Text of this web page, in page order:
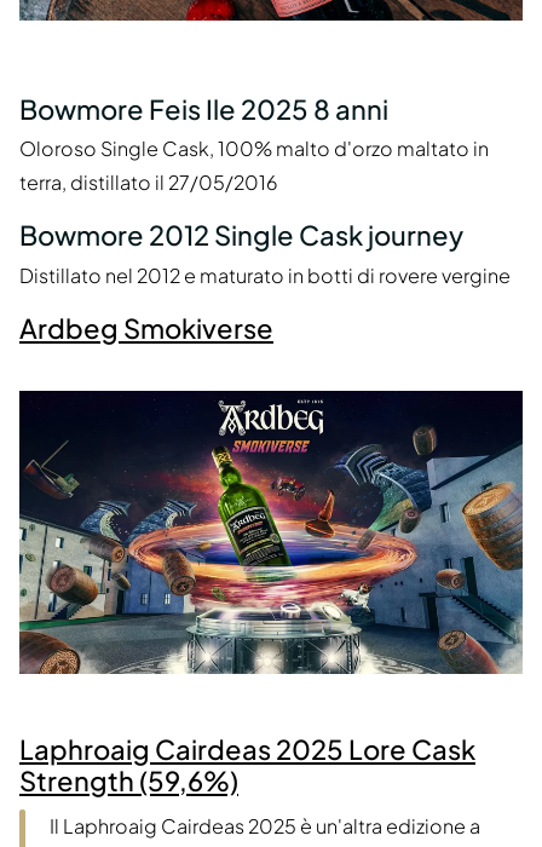
Bowmore Feis Ile 2025 8 anni
Oloroso Single Cask, 100% malto d'orzo maltato in
terra, distillato il 27/05/2016
Bowmore 2012 Single Cask journey
Distillato nel 2012 e maturato in botti di rovere vergine
Ardbeg Smokiverse
Laphroaig Cairdeas 2025 Lore Cask
Strength (59,6%)
Il Laphroaig Cairdeas 2025 è un'altra edizione a